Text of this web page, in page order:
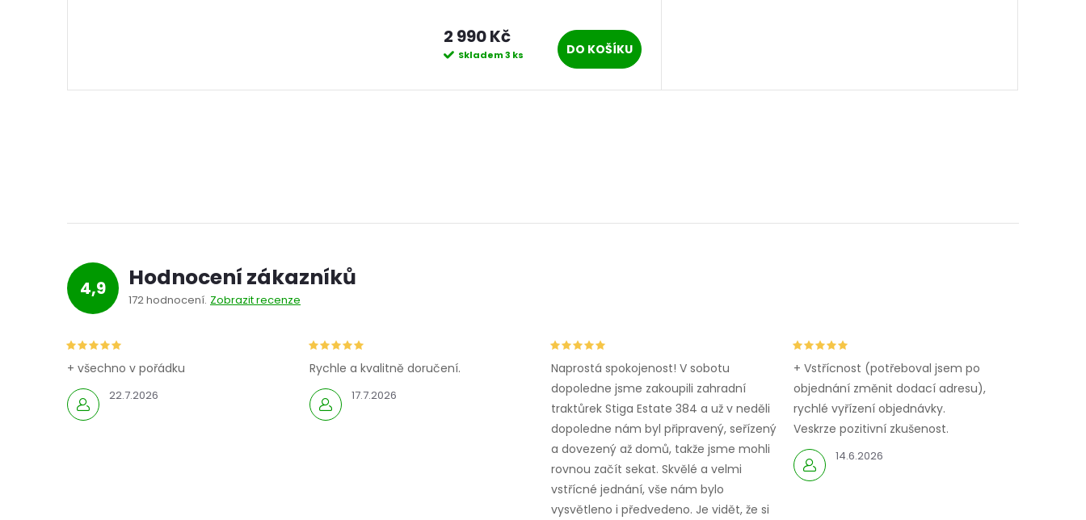
2 990 Kč
Skladem3 ks DO KOŠÍKU
4,9 Hodnocení zákazníků
172 hodnocení Zobrazit recenze
22.7.2026
+ všechno v pořádku
17.7.2026
Rychle a kvalitně doručení.
Naprostá spokojenost! V sobotu
dopoledne jsme zakoupili zahradní
traktůrek Stiga Estate 384 a už v neděli
dopoledne nám byl připravený, seřízený
a dovezený až domů, takže jsme mohli
rovnou začít sekat. Skvělé a velmi
vstřícné jednání, vše nám bylo
vysvětleno i předvedeno. Je vidět, že si
14.6.2026
+ Vstřícnost (potřeboval jsem po
objednání změnit dodací adresu),
rychlé vyřízení objednávky.
Veskrze pozitivní zkušenost.